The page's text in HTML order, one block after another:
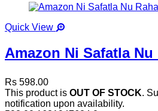
Quick View
Amazon Ni Safatla Nu
Rs 598.00
This product is OUT OF STOCK.
notification upon availability.